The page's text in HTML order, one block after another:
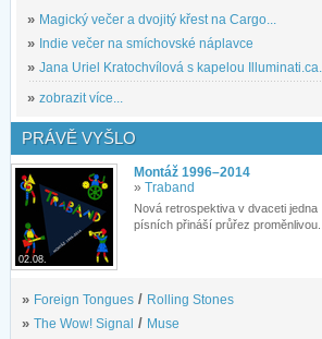
» Magický večer a dvojitý křest na Cargo...
» Indie večer na smíchovské náplavce
» Jana Uriel Kratochvílová s kapelou Illuminati.ca...
» zobrazit více...
PRÁVĚ VYŠLO
02.08.
Montáž 1996–2014
» Traband
Nová retrospektiva v dvaceti jedna
písních přináší průřez proměnlivou...
» Foreign Tongues / Rolling Stones
» The Wow! Signal / Muse